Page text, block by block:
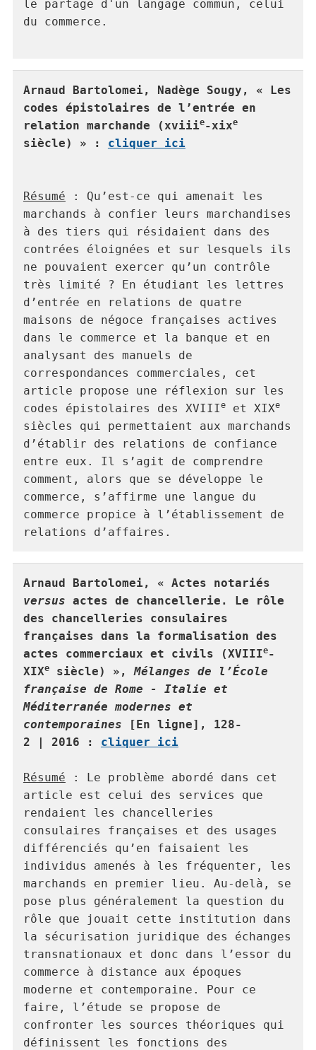
le partage d'un langage commun, celui
du commerce.
Arnaud Bartolomei, Nadège Sougy, « Les
codes épistolaires de l’entrée en
relation marchande (xviiie-xixe
siècle) » : cliquer ici
Résumé : Qu’est-ce qui amenait les
marchands à confier leurs marchandises
à des tiers qui résidaient dans des
contrées éloignées et sur lesquels ils
ne pouvaient exercer qu’un contrôle
très limité ? En étudiant les lettres
d’entrée en relations de quatre
maisons de négoce françaises actives
dans le commerce et la banque et en
analysant des manuels de
correspondances commerciales, cet
article propose une réflexion sur les
codes épistolaires des XVIIIe et XIXe
siècles qui permettaient aux marchands
d’établir des relations de confiance
entre eux. Il s’agit de comprendre
comment, alors que se développe le
commerce, s’affirme une langue du
commerce propice à l’établissement de
relations d’affaires.
Arnaud Bartolomei
versus actes de chancellerie. Le rôle
des chancelleries consulaires
françaises dans la formalisation des
actes commerciaux et civils (XVIIIe-
XIXe siècle) », Mélanges de l’École
française de Rome - Italie et
Méditerranée modernes et
contemporaines [En ligne], 128-
2 | 2016 : cliquer ici
Résumé : Le problème abordé dans cet
article est celui des services que
rendaient les chancelleries
consulaires françaises et des usages
différenciés qu’en faisaient les
individus amenés à les fréquenter, les
marchands en premier lieu. Au-delà, se
pose plus généralement la question du
rôle que jouait cette institution dans
la sécurisation juridique des échanges
transnationaux et donc dans l’essor du
commerce à distance aux époques
moderne et contemporaine. Pour ce
faire, l’étude se propose de
confronter les sources théoriques qui
définissent les fonctions des